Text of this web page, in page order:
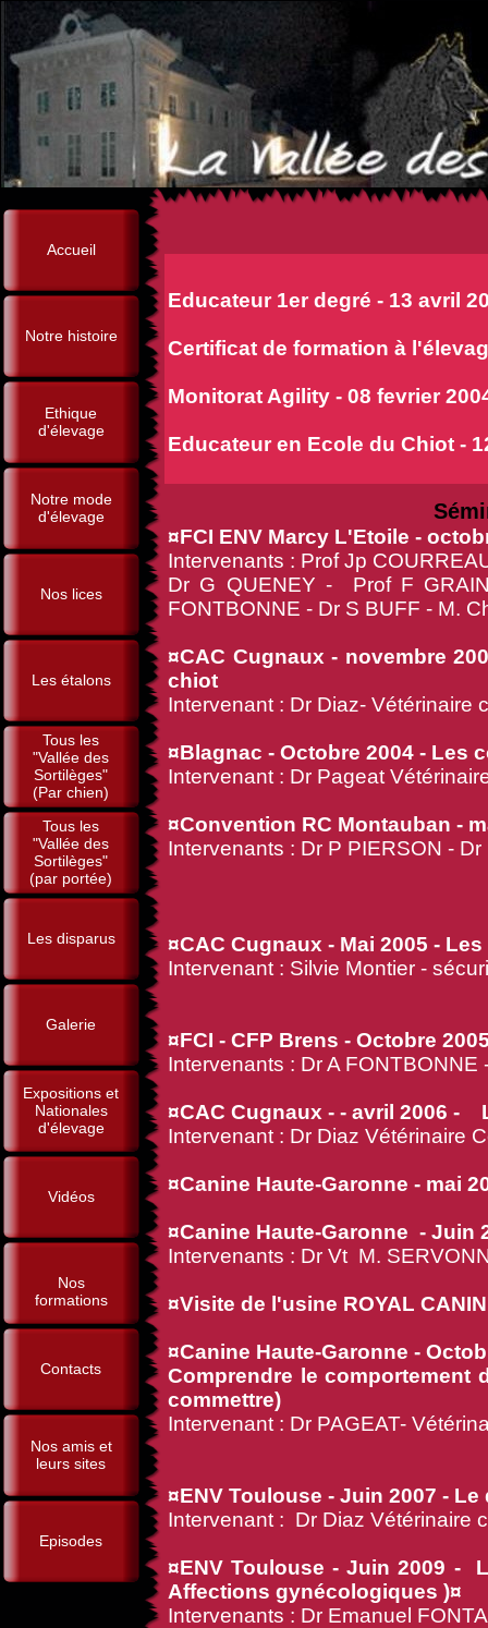
Accueil
Notre histoire
Ethique
d'élevage
Notre mode
d'élevage
Nos lices
Les étalons
Tous les
"Vallée des
Sortilèges"
(Par chien)
Tous les
"Vallée des
Sortilèges"
(par portée)
Les disparus
Galerie
Expositions et
Nationales
d'élevage
Vidéos
Nos
formations
Contacts
Nos amis et
leurs sites
Episodes
Educateur 1er degré - 13 avril
Certificat de formation à
Monitorat Agility - 08 fevrier
Educateur en Ecole du Chiot -
¤FCI ENV Marcy L'Etoile -
Intervenants : Prof Jp
Dr G QUENEY - Prof F
FONTBONNE - Dr S BUFF - M.
¤CAC Cugnaux - novembre
chiot
Intervenant : Dr Diaz- Vétérinaire
¤Blagnac - Octobre 2004 - Les
Intervenant : Dr Pageat
¤Convention RC Montauban -
Intervenants : Dr P PIERSON -
¤CAC Cugnaux - Mai 2005 -
Intervenant : Silvie Montier -
¤FCI - CFP Brens - Octobre
Intervenants : Dr A
¤CAC Cugnaux - - avril 2006 -
Intervenant : Dr Diaz Vétérinaire
¤Canine Haute-Garonne - mai
¤Canine Haute-Garonne - Juin
Intervenants : Dr Vt M.
¤Visite de l'usine ROYAL
¤Canine Haute-Garonne -
Comprendre le
commettre)
Intervenant : Dr PAGEAT-
¤ENV Toulouse - Juin 2007 -
Intervenant : Dr Diaz Vétérinaire
¤ENV Toulouse - Juin 2009 -
Affections gynécologiques )¤
Intervenants : Dr Emanuel